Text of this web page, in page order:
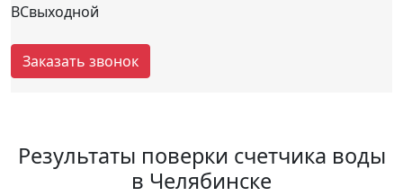
ВСвыходной
Заказать звонок
Результаты поверки счетчика воды
в Челябинске